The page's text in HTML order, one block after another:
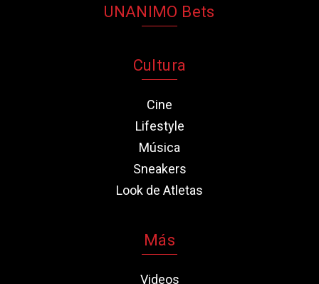
UNANIMO Bets
Cultura
Cine
Lifestyle
Música
Sneakers
Look de Atletas
Más
Videos